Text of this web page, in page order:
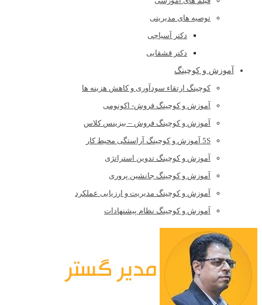
توصیه های مدیریتی
دکتر آسیاچی
دکتر قشقایی
آموزش و کوچینگ
کوچینگ ارتقاء سودآوری و کاهش هزینه ها
آموزش و کوچینگ فروش- اکونومی
آموزش و کوچینگ فروش – بیزینس کلاس
5S آموزش و کوچینگ آراستگی محیط کار
آموزش و کوچینگ تدوین استراتژی
آموزش و کوچینگ جانشین پروری
آموزش و کوچینگ مدیریت و ارزیابی عملکرد
آموزش و کوچینگ نظام پیشنهادات